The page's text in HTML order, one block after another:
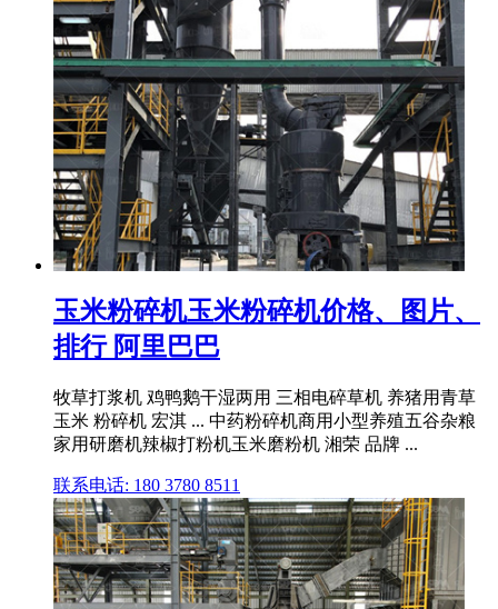
玉米粉碎机玉米粉碎机价格、图片、
排行 阿里巴巴
牧草打浆机 鸡鸭鹅干湿两用 三相电碎草机 养猪用青草
玉米 粉碎机 宏淇 ... 中药粉碎机商用小型养殖五谷杂粮
家用研磨机辣椒打粉机玉米磨粉机 湘荣 品牌 ...
联系电话: 180 3780 8511